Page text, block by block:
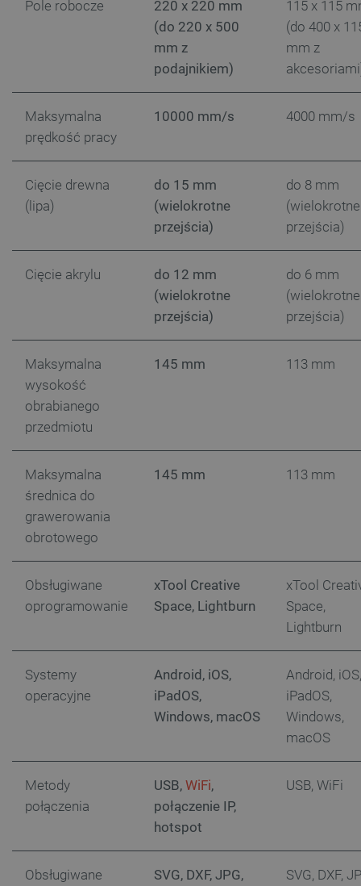
Pole robocze
220 x 220 mm
(do 220 x 500
mm z
podajnikiem)
115 x 115
(do 400 x
mm z
Maksymalna
prędkość pracy
10000 mm/s 4000 mm/s
Cięcie drewna
(lipa)
do 15 mm
(wielokrotne
przejścia)
do 8 mm
(wielokrotne
przejścia)
Cięcie akrylu
do 12 mm
(wielokrotne
przejścia)
do 6 mm
(wielokrotne
przejścia)
Maksymalna
wysokość
obrabianego
przedmiotu
145 mm 113 mm
Maksymalna
średnica do
grawerowania
obrotowego
145 mm 113 mm
Obsługiwane
oprogramowanie
xTool Creative
Space, Lightburn
xTool
Space,
Lightburn
Systemy
operacyjne
Android, iOS,
iPadOS,
Windows, macOS
Android, iOS,
iPadOS,
Windows,
macOS
Metody
połączenia
USB, WiFi,
połączenie IP,
hotspot
USB, WiFi
Obsługiwane
SVG, DXF, JPG,
SVG, DXF,
botland.com.pl
CookieScriptConsent
LaVisitorId_Ym90bGFuZC5sYWRlc2suY29tLw .botland.com.pl
botland.com.pl